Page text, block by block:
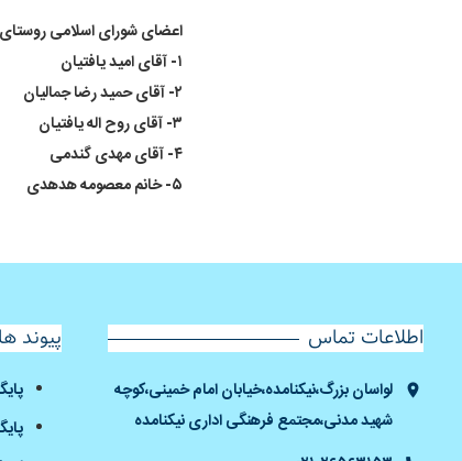
اعضای شورای اسلامی روستای
۱- آقای امید یافتیان
۲- آقای حمید رضا جمالیان
۳- آقای روح اله یافتیان
۴- آقای مهدی گندمی
۵- خانم معصومه هدهدی
اطلاعات تماس
لواسان بزرگ،نیکنامده،خیابان امام خمینی،کوچه
شهید مدنی،مجتمع فرهنگی اداری نیکنامده
پیوند ها